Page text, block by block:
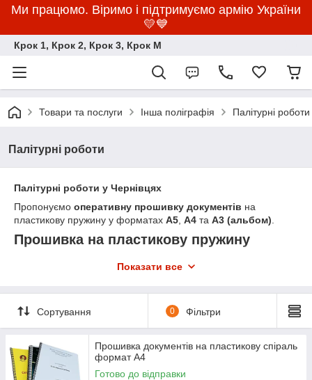
Ми працюмо. Віримо і підтримуємо армію України
💛💙
Крок 1, Крок 2, Крок 3, Крок M
Товари та послуги Інша поліграфія Палітурні роботи
Палітурні роботи
Палітурні роботи у Чернівцях
Пропонуємо оперативну прошивку документів на
пластикову пружину у форматах A5 A4 та A3 (альбом)
Прошивка на пластикову пружину
(по
коротшому
до 50 30 грн 50 грн
70 грн
до 100
Показати все
Сортування 0 Фільтри
Прошивка документів на пластикову спіраль
формат А4
Готово до відправки